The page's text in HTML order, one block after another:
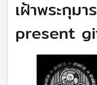
เฝ้าพระกุม
present